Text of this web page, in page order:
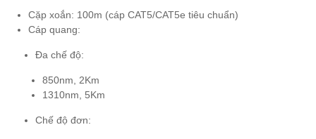
Cặp xoắn: 100m (cáp CAT5/CAT5e tiêu chuẩn)
Cáp quang:
Đa chế độ:
850nm, 2Km
1310nm, 5Km
Chế độ đơn: